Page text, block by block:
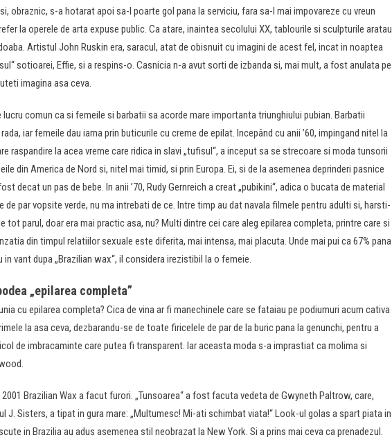
obraznic, s-a hotarat apoi sa-l poarte gol pana la serviciu, fara sa-l mai impovareze cu vreun
la operele de arta expuse public. Ca atare, inaintea secolului XX, tablourile si sculpturile aratau
Artistul John Ruskin era, saracul, atat de obisnuit cu imagini de acest fel, incat in noaptea
sotioarei, Effie, si a respins-o. Casnicia n-a avut sorti de izbanda si, mai mult, a fost anulata pe
imagina asa ceva.
lucru comun ca si femeile si barbatii sa acorde mare importanta triunghiului pubian. Barbatii
iar femeile dau iama prin buticurile cu creme de epilat. Incepând cu anii ’60, impingand nitel la
raspandire la acea vreme care ridica in slavi „tufisul“, a inceput sa se strecoare si moda tunsorii
din America de Nord si, nitel mai timid, si prin Europa. Ei, si de la asemenea deprinderi pasnice
decat un pas de bebe. In anii ’70, Rudy Gernreich a creat „pubikini“, adica o bucata de material
de par vopsite verde, nu ma intrebati de ce. Intre timp au dat navala filmele pentru adulti si, harsti-
parul, doar era mai practic asa, nu? Multi dintre cei care aleg epilarea completa, printre care si
din timpul relatiilor sexuale este diferita, mai intensa, mai placuta. Unde mai pui ca 67% pana
in vant dupa „Brazilian wax“, il considera irezistibil la o femeie.
„epilarea completa”
cu epilarea completa? Cica de vina ar fi manechinele care se fataiau pe podiumuri acum cativa
la asa ceva, dezbarandu-se de toate firicelele de par de la buric pana la genunchi, pentru a
de imbracaminte care putea fi transparent. Iar aceasta moda s-a imprastiat ca molima si
2001 Brazilian Wax a facut furori. „Tunsoarea“ a fost facuta vedeta de Gwyneth Paltrow, care,
J. Sisters, a tipat in gura mare: „Multumesc! Mi-ati schimbat viata!“ Look-ul golas a spart piata in
in Brazilia au adus asemenea stil neobrazat la New York. Si a prins mai ceva ca prenadezul.